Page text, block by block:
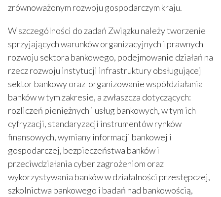
zrównoważonym rozwoju gospodarczym kraju.
W szczególności do zadań Związku należy tworzenie
sprzyjających warunków organizacyjnych i prawnych
rozwoju sektora bankowego, podejmowanie działań na
rzecz rozwoju instytucji infrastruktury obsługującej
sektor bankowy oraz organizowanie współdziałania
banków w tym zakresie, a zwłaszcza dotyczących:
rozliczeń pieniężnych i usług bankowych, w tym ich
cyfryzacji, standaryzacji instrumentów rynków
finansowych, wymiany informacji bankowej i
gospodarczej, bezpieczeństwa banków i
przeciwdziałania cyber zagrożeniom oraz
wykorzystywania banków w działalności przestępczej,
szkolnictwa bankowego i badań nad bankowością,